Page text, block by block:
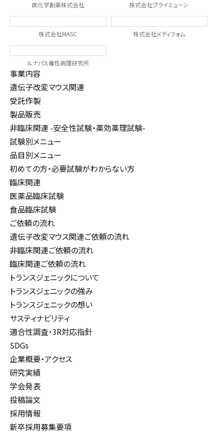
医化学創薬株式会社 株式会社プライミューン
株式会社MASC 株式会社メディフォム
ルナパス毒性病理研究所
事業内容
遺伝子改変マウス関連
受託作製
製品販売
非臨床関連 -安全性試験・薬効薬理試験-
試験別メニュー
品目別メニュー
初めての方・必要試験がわからない方
臨床関連
医薬品臨床試験
食品臨床試験
ご依頼の流れ
遺伝子改変マウス関連ご依頼の流れ
非臨床関連ご依頼の流れ
臨床関連ご依頼の流れ
トランスジェニックについて
トランスジェニックの強み
トランスジェニックの想い
サスティナビリティ
適合性調査・3R対応指針
SDGs
企業概要・アクセス
研究実績
学会発表
投稿論文
採用情報
新卒採用募集要項